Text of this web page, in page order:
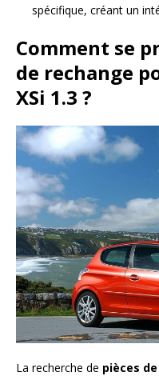
spécifique, créant un
Comment se
de rechange
XSi 1.3 ?
La recherche de pièces